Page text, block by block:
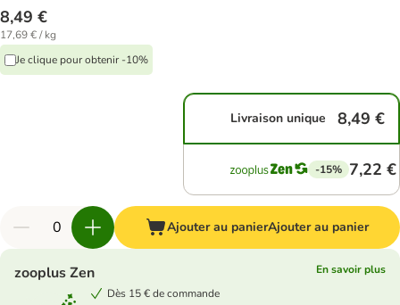
8,49 €
17,69 € / kg
Je clique pour obtenir -10%
Livraison unique 8,49 €
-15% 7,22 €
Ajouter au panierAjouter au panier
zooplus Zen
En savoir plus
Dès 15 € de commande